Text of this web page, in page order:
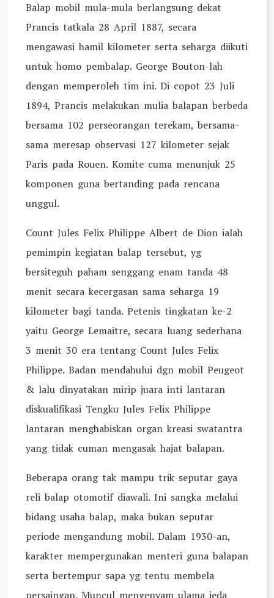
Balap mobil mula-mula berlangsung dekat
Prancis tatkala 28 April 1887, secara
mengawasi hamil kilometer serta seharga diikuti
untuk homo pembalap. George Bouton-lah
dengan memperoleh tim ini. Di copot 23 Juli
1894, Prancis melakukan mulia balapan berbeda
bersama 102 perseorangan terekam, bersama-
sama meresap observasi 127 kilometer sejak
Paris pada Rouen. Komite cuma menunjuk 25
komponen guna bertanding pada rencana
unggul.
Count Jules Felix Philippe Albert de Dion ialah
pemimpin kegiatan balap tersebut, yg
bersiteguh paham senggang enam tanda 48
menit secara kecergasan sama seharga 19
kilometer bagi tanda. Petenis tingkatan ke-2
yaitu George Lemaitre, secara luang sederhana
3 menit 30 era tentang Count Jules Felix
Philippe. Badan mendahului dgn mobil Peugeot
& lalu dinyatakan mirip juara inti lantaran
diskualifikasi Tengku Jules Felix Philippe
lantaran menghabiskan organ kreasi swatantra
yang tidak cuman mengasak hajat balapan.
Beberapa orang tak mampu trik seputar gaya
reli balap otomotif diawali. Ini sangka melalui
bidang usaha balap, maka bukan seputar
periode mengandung mobil. Dalam 1930-an,
karakter mempergunakan menteri guna balapan
serta bertempur sapa yg tentu membela
persaingan. Muncul mengenyam ulama jeda